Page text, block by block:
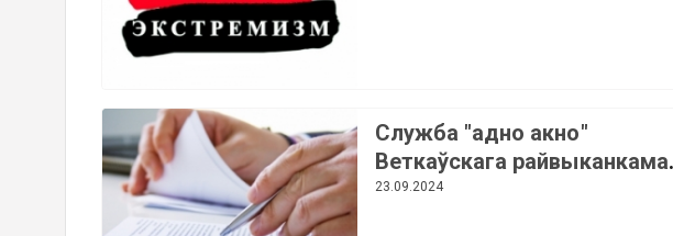
Служба "адно акно"
Веткаўскага райвыканкама
пашырае пералік працэдур
23.09.2024